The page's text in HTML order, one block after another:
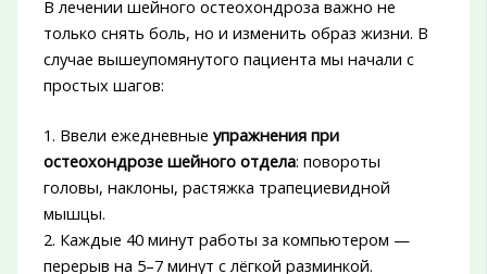
В лечении шейного остеохондроза важно не
только снять боль, но и изменить образ жизни. В
случае вышеупомянутого пациента мы начали с
простых шагов:
1. Ввели ежедневные упражнения при
остеохондрозе шейного отдела: повороты
головы, наклоны, растяжка трапециевидной
мышцы.
2. Каждые 40 минут работы за компьютером —
перерыв на 5–7 минут с лёгкой разминкой.